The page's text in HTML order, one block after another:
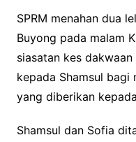
SPRM menahan dua
Buyong pada malam
siasatan kes
kepada Shamsul bagi
yang diberikan
Shamsul dan Sofia